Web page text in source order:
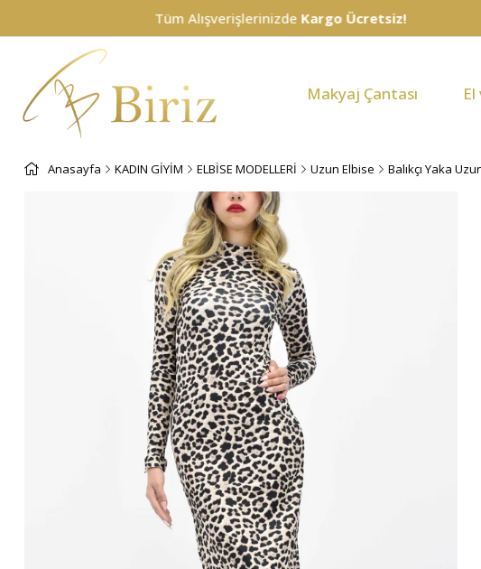
Makyaj Çantası
Anasayfa KADIN GİYİM ELBİSE MODELLERİ Uzun Elbise Balıkçı Yaka
Tüm AlışverişlerinizdeKargo Ücretsiz!